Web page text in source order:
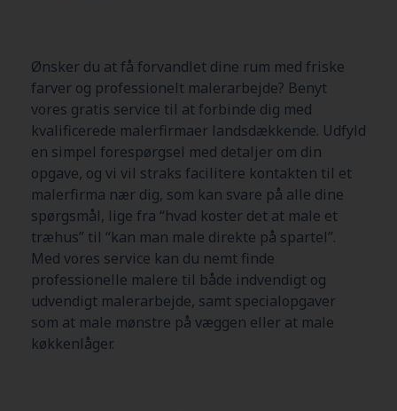
Ønsker du at få forvandlet dine rum med friske
farver og professionelt malerarbejde? Benyt
vores gratis service til at forbinde dig med
kvalificerede malerfirmaer landsdækkende. Udfyld
en simpel forespørgsel med detaljer om din
opgave, og vi vil straks facilitere kontakten til et
malerfirma nær dig, som kan svare på alle dine
spørgsmål, lige fra “hvad koster det at male et
træhus” til “kan man male direkte på spartel”.
Med vores service kan du nemt finde
professionelle malere til både indvendigt og
udvendigt malerarbejde, samt specialopgaver
som at male mønstre på væggen eller at male
køkkenlåger.